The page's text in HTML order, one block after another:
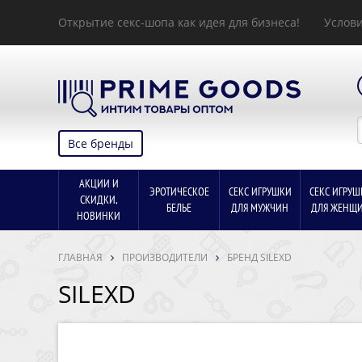
АКЦИИ И
СКИДКИ,
НОВИНКИ
СЕКС
ГЛАВНАЯ ПРОИЗВОДИТЕЛИ БРЕНД SILEXD
SILEXD